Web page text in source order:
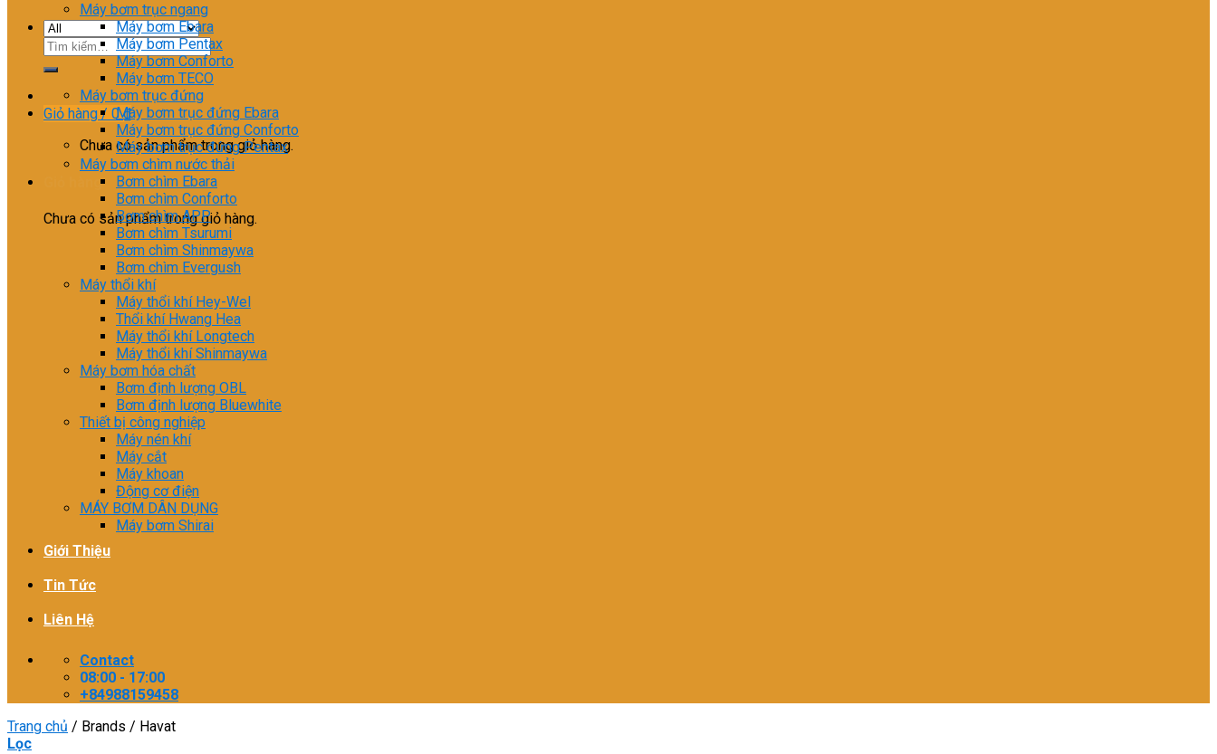
Tìm
Giỏ hàng / 0₫
Chưa có sản phẩm trong giỏ hàng.
Giỏ hàng
Chưa có sản phẩm trong giỏ hàng.
Máy bơm trục ngang
Máy bơm Ebara
Máy bơm Pentax
Máy bơm Conforto
Máy bơm TECO
Máy bơm trục đứng
Máy bơm trục đứng Ebara
Máy bơm trục đứng Conforto
Máy bơm trục đứng Pentax
Máy bơm chìm nước thải
Bơm chìm Ebara
Bơm chìm Conforto
Bơm chìm APP
Bơm chìm Tsurumi
Bơm chìm Shinmaywa
Bơm chìm Evergush
Máy thổi khí
Máy thổi khí Hey-Wel
Thổi khí Hwang Hea
Máy thổi khí Longtech
Máy thổi khí Shinmaywa
Máy bơm hóa chất
Bơm định lượng OBL
Bơm định lượng Bluewhite
Thiết bị công nghiệp
Máy nén khí
Máy cắt
Máy khoan
Động cơ điện
MÁY BƠM DÂN DỤNG
Máy bơm Shirai
Giới Thiệu
Tin Tức
Liên Hệ
Contact
08:00 - 17:00
+84988159458
Trang chủ / Brands / Havat
Lọc